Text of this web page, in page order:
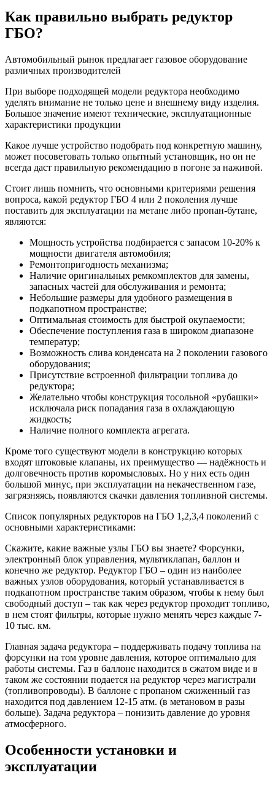
Как правильно выбрать редуктор
ГБО?
Автомобильный рынок предлагает газовое оборудование
различных производителей
При выборе подходящей модели редуктора необходимо
уделять внимание не только цене и внешнему виду изделия.
Большое значение имеют технические, эксплуатационные
характеристики продукции
Какое лучше устройство подобрать под конкретную машину,
может посоветовать только опытный установщик, но он не
всегда даст правильную рекомендацию в погоне за наживой.
Стоит лишь помнить, что основными критериями решения
вопроса, какой редуктор ГБО 4 или 2 поколения лучше
поставить для эксплуатации на метане либо пропан-бутане,
являются:
Мощность устройства подбирается с запасом 10-20% к
мощности двигателя автомобиля;
Ремонтопригодность механизма;
Наличие оригинальных ремкомплектов для замены,
запасных частей для обслуживания и ремонта;
Небольшие размеры для удобного размещения в
подкапотном пространстве;
Оптимальная стоимость для быстрой окупаемости;
Обеспечение поступления газа в широком диапазоне
температур;
Возможность слива конденсата на 2 поколении газового
оборудования;
Присутствие встроенной фильтрации топлива до
редуктора;
Желательно чтобы конструкция тосольной «рубашки»
исключала риск попадания газа в охлаждающую
жидкость;
Наличие полного комплекта агрегата.
Кроме того существуют модели в конструкцию которых
входят штоковые клапаны, их преимущество — надёжность и
долговечность против коромысловых. Но у них есть один
большой минус, при эксплуатации на некачественном газе,
загрязняясь, появляются скачки давления топливной системы.
Список популярных редукторов на ГБО 1,2,3,4 поколений с
основными характеристиками:
Скажите, какие важные узлы ГБО вы знаете? Форсунки,
электронный блок управления, мультиклапан, баллон и
конечно же редуктор. Редуктор ГБО – один из наиболее
важных узлов оборудования, который устанавливается в
подкапотном пространстве таким образом, чтобы к нему был
свободный доступ – так как через редуктор проходит топливо,
в нем стоят фильтры, которые нужно менять через каждые 7-
10 тыс. км.
Главная задача редуктора – поддерживать подачу топлива на
форсунки на том уровне давления, которое оптимально для
работы системы. Газ в баллоне находится в сжатом виде и в
таком же состоянии подается на редуктор через магистрали
(топливопроводы). В баллоне с пропаном сжиженный газ
находится под давлением 12-15 атм. (в метановом в разы
больше). Задача редуктора – понизить давление до уровня
атмосферного.
Особенности установки и
эксплуатации